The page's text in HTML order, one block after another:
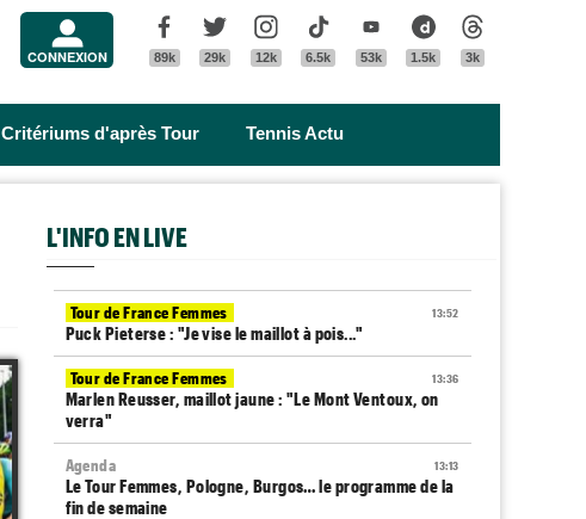
CONNEXION
Facebook
89k
Twitter
29k
Instagram
12k
Tik Tok
6.5k
Youtube
53k
Dailymotion
1.5k 3k
Critériums d'après Tour Tennis Actu
L'INFO EN LIVE
13:52
Tour de France Femmes
Puck Pieterse : "Je vise le maillot à pois..."
13:36
Tour de France Femmes
Marlen Reusser, maillot jaune : "Le Mont Ventoux, on
verra"
13:13
Agenda
Le Tour Femmes, Pologne, Burgos… le programme de la
fin de semaine